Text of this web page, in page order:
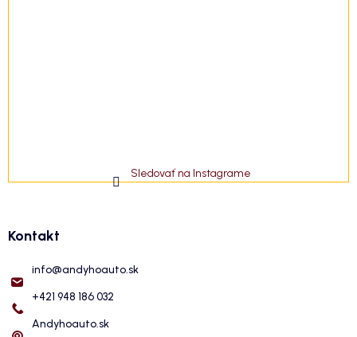
Sledovať na Instagrame
Kontakt
info@andyhoauto.sk
+421 948 186 032
Andyhoauto.sk